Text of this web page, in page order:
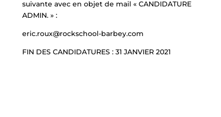
suivante avec en objet de mail « CANDIDATURE
ADMIN. » :
eric.roux@rockschool-barbey.com
FIN DES CANDIDATURES : 31 JANVIER 2021